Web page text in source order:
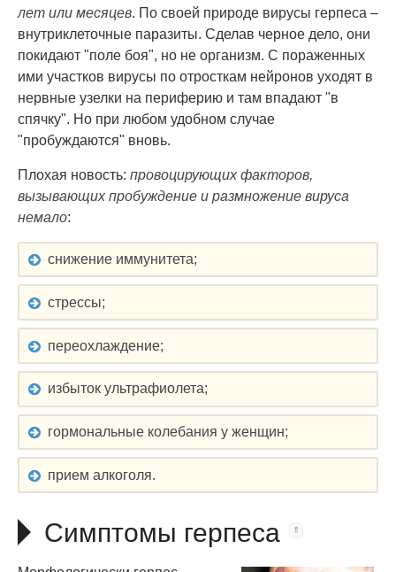
лет или месяцев. По своей природе вирусы герпеса –
внутриклеточные паразиты. Сделав черное дело, они
покидают "поле боя", но не организм. С пораженных
ими участков вирусы по отросткам нейронов уходят в
нервные узелки на периферию и там впадают "в
спячку". Но при любом удобном случае
"пробуждаются" вновь.
Плохая новость: провоцирующих факторов,
вызывающих пробуждение и размножение вируса
немало:
снижение иммунитета;
стрессы;
переохлаждение;
избыток ультрафиолета;
гормональные колебания у женщин;
прием алкоголя.
Симптомы герпеса